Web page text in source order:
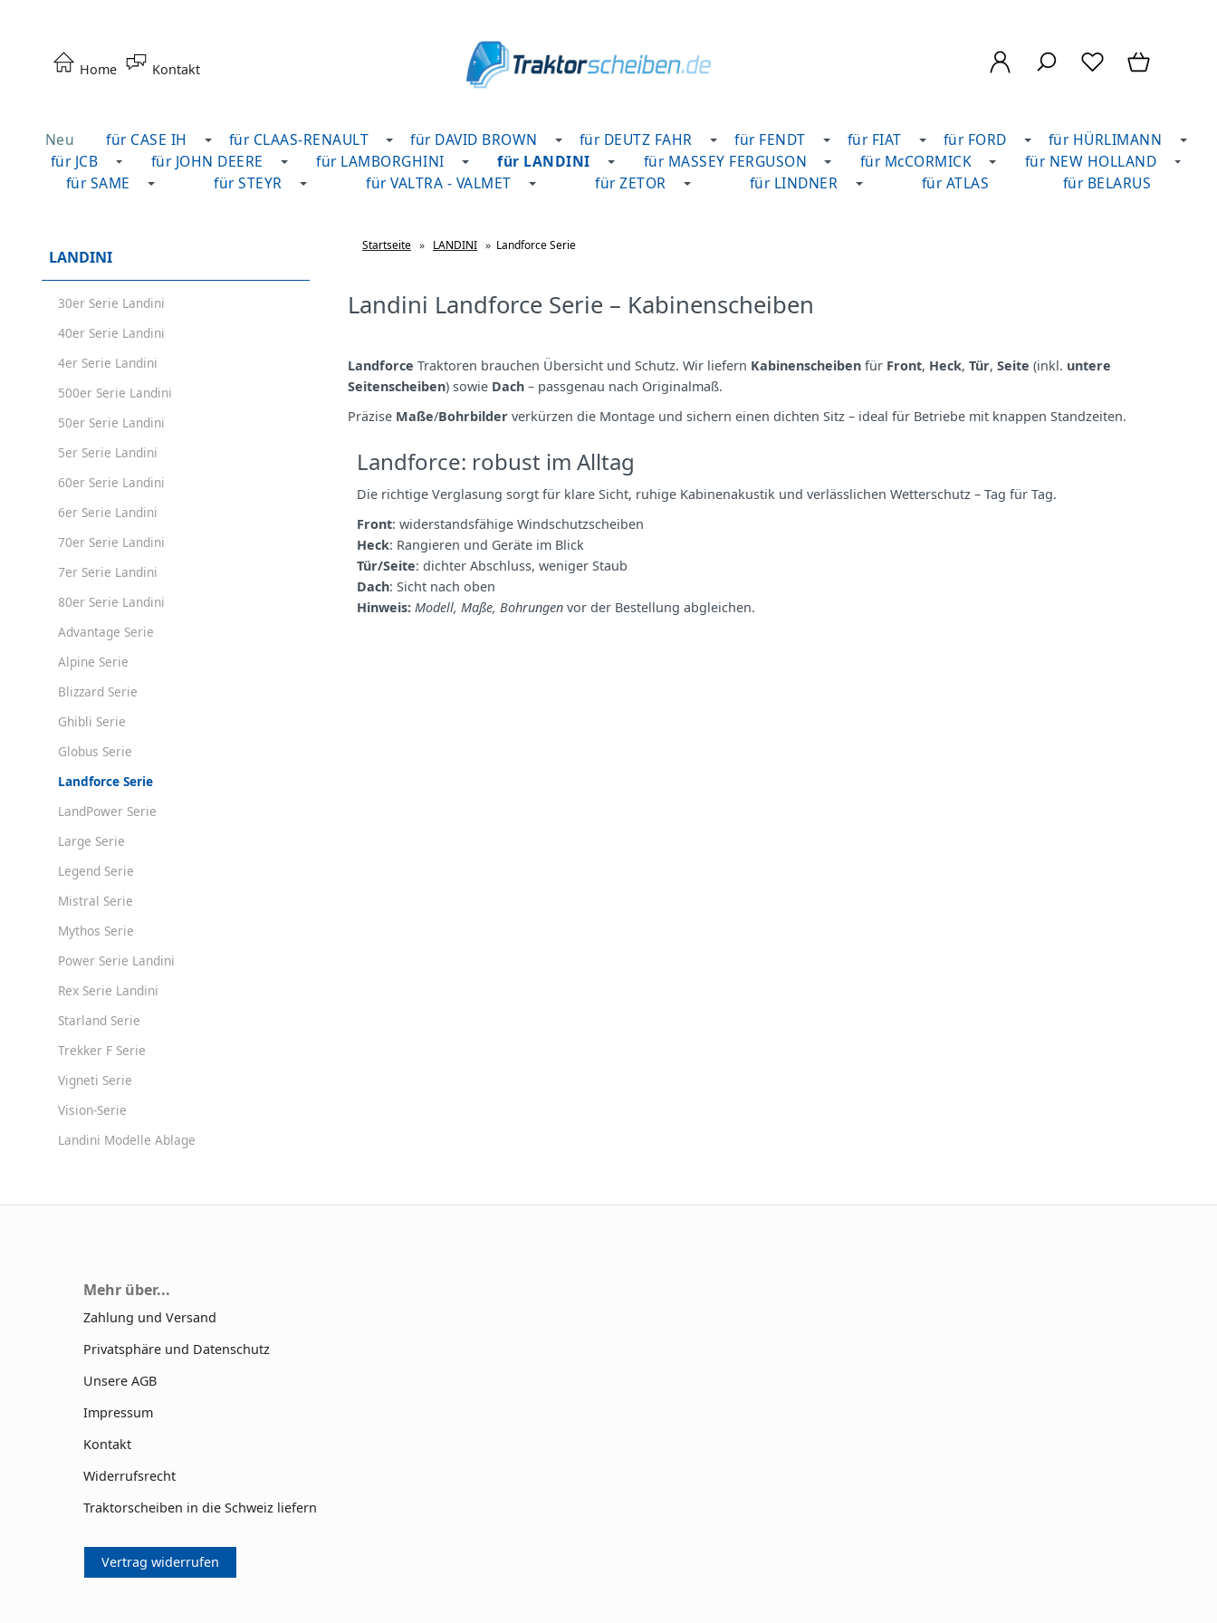
Home Kontakt
Neu für CASE IH für CLAAS-RENAULT für DAVID BROWN für DEUTZ FAHR für FENDT für FIAT für FORD
für HÜRLIMANN
für JCB
für JOHN DEERE für LAMBORGHINI für LANDINI für MASSEY FERGUSON für McCORMICK
für NEW HOLLAND
für SAME
für STEYR für VALTRA - VALMET für ZETOR für LINDNER für ATLAS für BELARUS
LANDINI
30er Serie Landini
40er Serie Landini
4er Serie Landini
500er Serie Landini
50er Serie Landini
5er Serie Landini
60er Serie Landini
6er Serie Landini
70er Serie Landini
7er Serie Landini
80er Serie Landini
Advantage Serie
Alpine Serie
Blizzard Serie
Ghibli Serie
Globus Serie
Landforce Serie
LandPower Serie
Large Serie
Legend Serie
Mistral Serie
Mythos Serie
Power Serie Landini
Rex Serie Landini
Starland Serie
Trekker F Serie
Vigneti Serie
Vision-Serie
Landini Modelle Ablage
Startseite » LANDINI » Landforce Serie
Landini Landforce Serie – Kabinenscheiben
Landforce Traktoren brauchen Übersicht und Schutz. Wir liefern Kabinenscheiben für Front, Heck, Tür, Seite (inkl. untere
Seitenscheiben) sowie Dach – passgenau nach Originalmaß.
Präzise Maße/Bohrbilder verkürzen die Montage und sichern einen dichten Sitz – ideal für Betriebe mit knappen Standzeiten.
Landforce: robust im Alltag
Die richtige Verglasung sorgt für klare Sicht, ruhige Kabinenakustik und verlässlichen Wetterschutz – Tag für Tag.
Front: widerstandsfähige Windschutzscheiben
Heck: Rangieren und Geräte im Blick
Tür/Seite: dichter Abschluss, weniger Staub
Dach: Sicht nach oben
Hinweis: Modell, Maße, Bohrungen vor der Bestellung abgleichen.
Mehr über...
Zahlung und Versand
Privatsphäre und Datenschutz
Unsere AGB
Impressum
Kontakt
Widerrufsrecht
Traktorscheiben in die Schweiz liefern
Vertrag widerrufen